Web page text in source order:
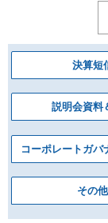
決算短
説明会資料
コーポレートガバ
その他